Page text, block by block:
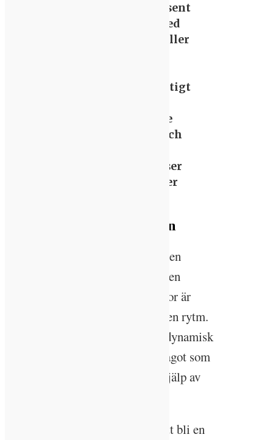
fortfarande tillkommer sent
i planeringen jämfört med
exempelvis ventilation eller
byggnationen. Det är viktigt
komma med i ett tidigare
skede i byggprocessen, och
kommer göra när fler inser
vikten av belysning, säger
IoT driver på utvecklingen
Att anpassa belysningen utifrån den
cirkadiska rytmen innebär också en
utmaning, eftersom alla människor är
olika och varje individ har sin egen rytm.
Därmed krävs också en allt mer dynamisk
och personanpassad belysning, något som
allt fler menar kan uppnås med hjälp av
– Belysningen går allt mer mot att bli en